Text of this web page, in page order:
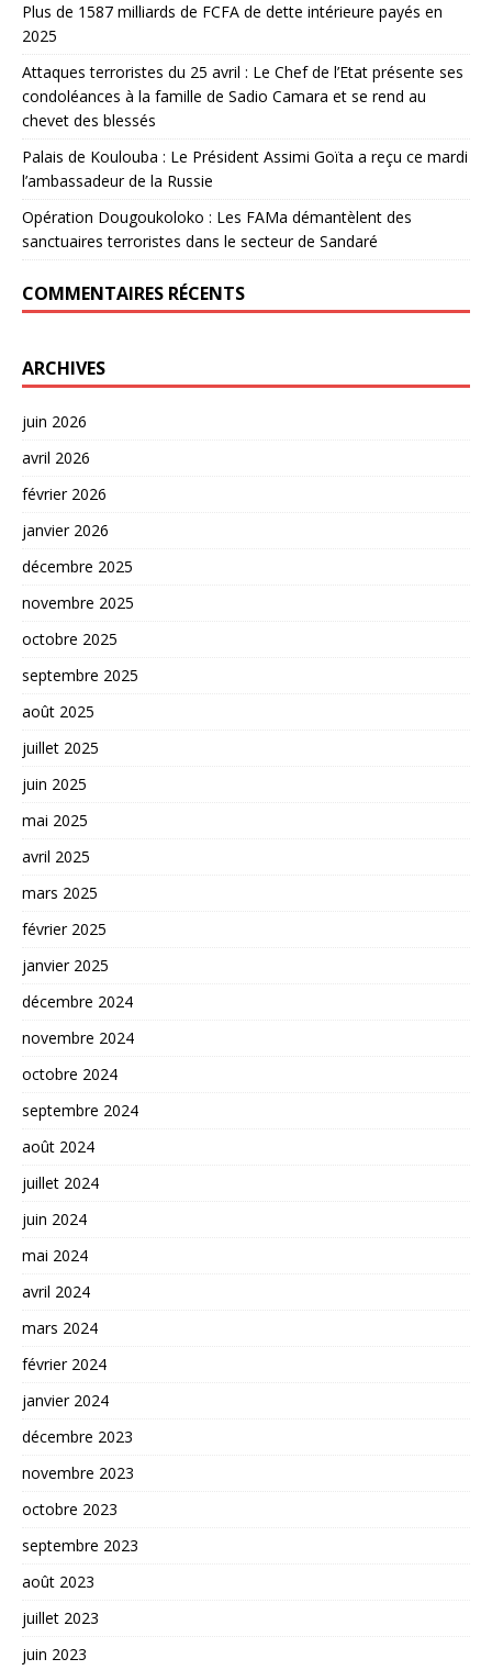
Plus de 1587 milliards de FCFA de dette intérieure payés en
2025
Attaques terroristes du 25 avril : Le Chef de l’Etat présente ses
condoléances à la famille de Sadio Camara et se rend au
chevet des blessés
Palais de Koulouba : Le Président Assimi Goïta a reçu ce mardi
l’ambassadeur de la Russie
Opération Dougoukoloko : Les FAMa démantèlent des
sanctuaires terroristes dans le secteur de Sandaré
COMMENTAIRES RÉCENTS
ARCHIVES
juin 2026
avril 2026
février 2026
janvier 2026
décembre 2025
novembre 2025
octobre 2025
septembre 2025
août 2025
juillet 2025
juin 2025
mai 2025
avril 2025
mars 2025
février 2025
janvier 2025
décembre 2024
novembre 2024
octobre 2024
septembre 2024
août 2024
juillet 2024
juin 2024
mai 2024
avril 2024
mars 2024
février 2024
janvier 2024
décembre 2023
novembre 2023
octobre 2023
septembre 2023
août 2023
juillet 2023
juin 2023